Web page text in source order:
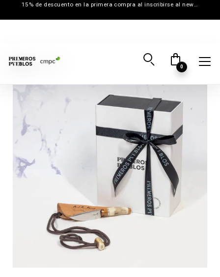
15% de descuento en la primera compra al inscribirse al newsletter
0